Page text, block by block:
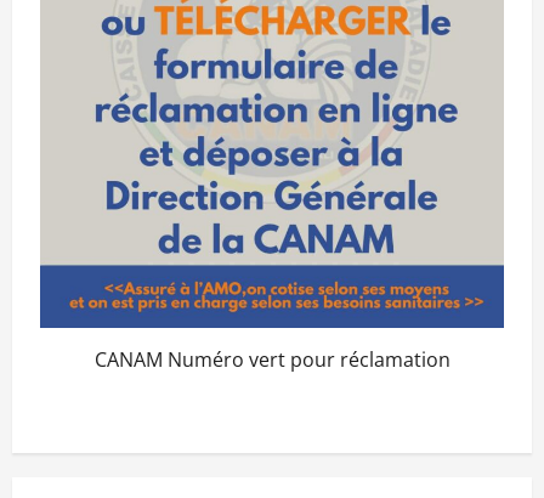
CANAM Numéro vert pour réclamation